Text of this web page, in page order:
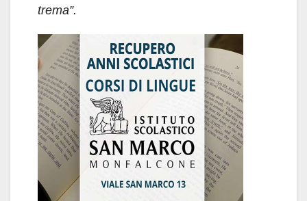
trema”.